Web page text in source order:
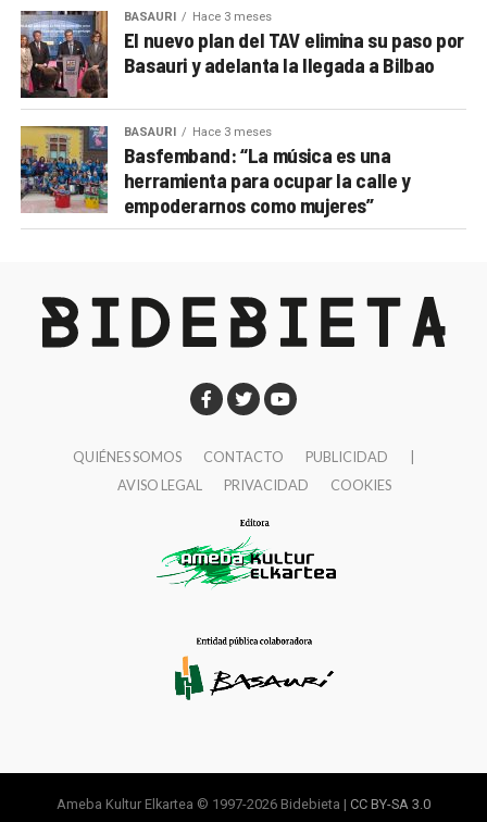
BASAURI Hace 3 meses
El nuevo plan del TAV elimina su paso por
Basauri y adelanta la llegada a Bilbao
BASAURI Hace 3 meses
Basfemband: “La música es una
herramienta para ocupar la calle y
empoderarnos como mujeres”
QUIÉNES SOMOS CONTACTO PUBLICIDAD
AVISO LEGAL
PRIVACIDAD COOKIES
Ameba Kultur Elkartea © 1997-2026 Bidebieta | CC BY-SA 3.0